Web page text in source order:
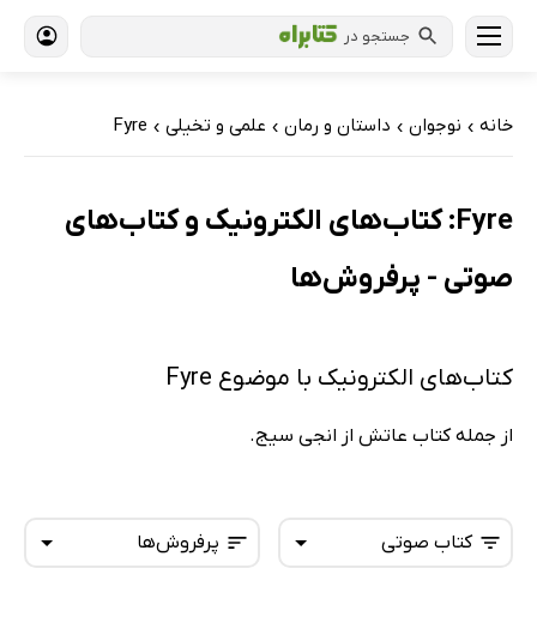
جستجو در
خانه › نوجوان › داستان و رمان › علمی و تخیلی ›
Fyre
Fyre: کتاب‌های الکترونیک و کتاب‌های
صوتی - پرفروش‌ها
کتاب‌های الکترونیک با موضوع Fyre
از جمله کتاب عاتش از انجی سیج.
پرفروش‌ها کتاب صوتی